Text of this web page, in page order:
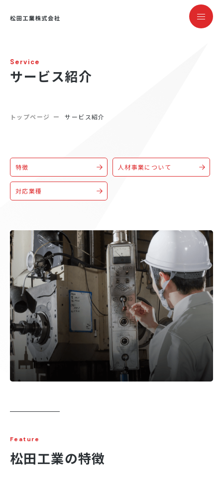
Service
サービス紹介
トップページ サービス紹介
特徴 人材事業について
対応業種
Feature
松田工業の特徴